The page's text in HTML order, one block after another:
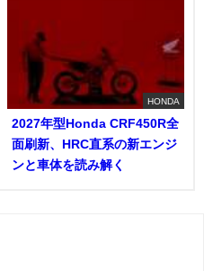
HONDA
2027年型Honda CRF450R全
面刷新、HRC直系の新エンジ
ンと車体を読み解く